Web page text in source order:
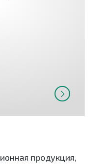
продукция,